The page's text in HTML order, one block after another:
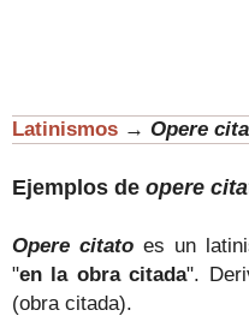
Latinismos → Opere
Ejemplos de opere
Opere citato es un
"en la obra citada".
(obra citada).